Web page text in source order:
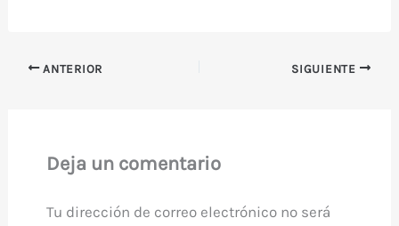
ANTERIOR SIGUIENTE
Deja un comentario
Tu dirección de correo electrónico no será